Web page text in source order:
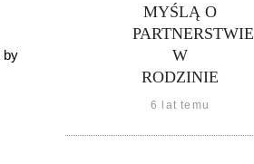
by
MYŚLĄ O
PARTNERSTWIE
W
RODZINIE
6 lat temu